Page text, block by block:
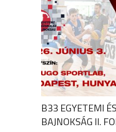
B33 EGYETEMI
BAJNOKSÁG II.